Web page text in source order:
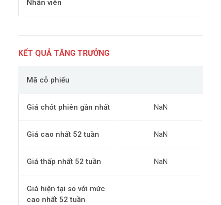
Nhân viên
KẾT QUẢ TĂNG TRƯỞNG
Mã cỗ phiếu
Giá chốt phiên gần nhất NaN
Giá cao nhất 52 tuần NaN
Giá thấp nhất 52 tuần NaN
Giá hiện tại so với mức
cao nhất 52 tuần